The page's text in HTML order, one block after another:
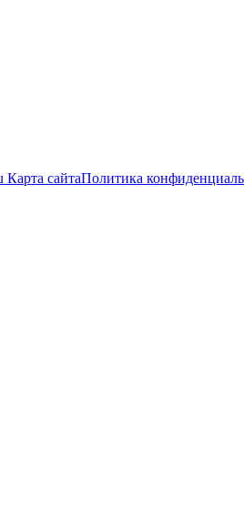
Карта сайтаПолитика